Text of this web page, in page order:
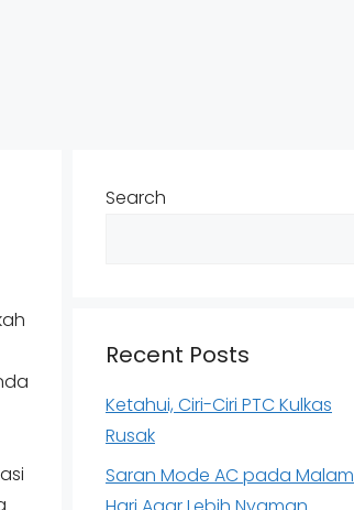
Search
Recent Posts
Ketahui, Ciri-Ciri PTC Kulkas
Rusak
Saran Mode AC pada Malam